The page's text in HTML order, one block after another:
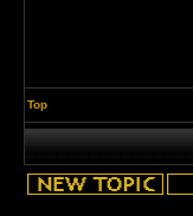
Top